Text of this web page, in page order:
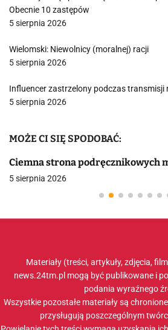
Obecnie 10 zastępów
5 sierpnia 2026
Wielomski: Niewolnicy (moralnej) racji
5 sierpnia 2026
Influencer zastrzelony podczas transmisji
5 sierpnia 2026
MOŻE CI SIĘ SPODOBAĆ:
Ciemna strona podręcznikowych
5 sierpnia 2026
Materiały (treści, artykuły, zdjęcia,
news.24tm.pl mogą być publikowane i
podania wyraźnego
Wszystkie pozostałe materiały są
przysługują poszczególnym